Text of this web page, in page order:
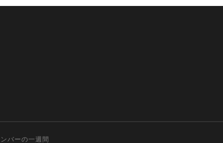
バーの一週間